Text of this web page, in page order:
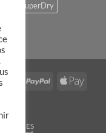
SuperDry
AmericanPayPal
Apple